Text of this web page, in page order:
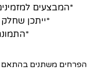
*המבצעים
*ייתכן שחלק
הפרחים משתנים בהתאם